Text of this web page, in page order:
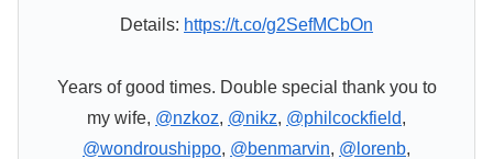
Details: https://t.co/g2SefMCbOn
Years of good times. Double special thank you to
my wife, @nzkoz, @nikz, @philcockfield,
@wondroushippo, @benmarvin, @lorenb,